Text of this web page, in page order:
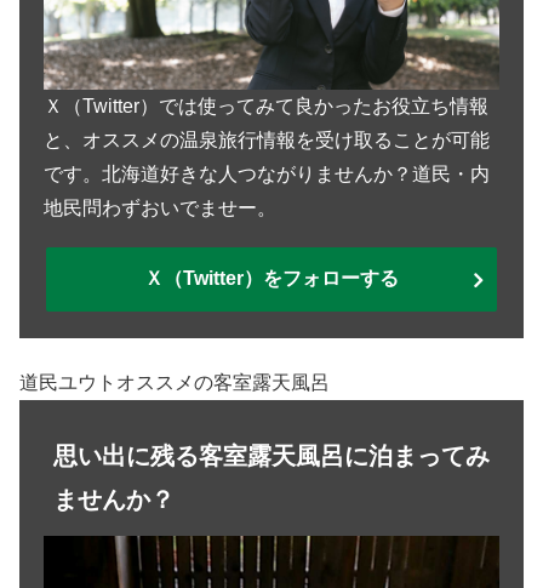
Ｘ（Twitter）では使ってみて良かったお役立ち情報
と、オススメの温泉旅行情報を受け取ることが可能
です。北海道好きな人つながりませんか？道民・内
地民問わずおいでませー。
Ｘ（Twitter）をフォローする
道民ユウトオススメの客室露天風呂
思い出に残る客室露天風呂に泊まってみ
ませんか？